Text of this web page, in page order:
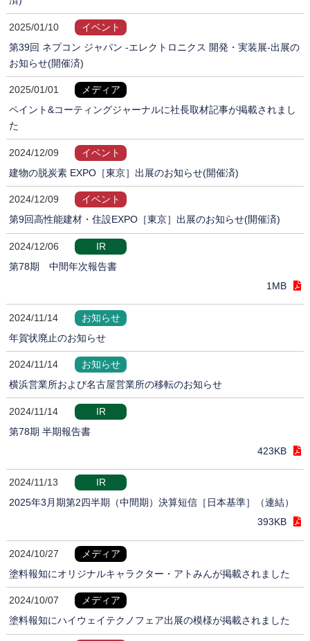
2025/01/10
イベント
第39回 ネプコン ジャパン -エレクトロニクス 開発・実装展-出展の
お知らせ(開催済)
2025/01/01
メディア
ペイント&コーティングジャーナルに社長取材記事が掲載されまし
た
2024/12/09
イベント
建物の脱炭素 EXPO［東京］出展のお知らせ(開催済)
2024/12/09
イベント
第9回高性能建材・住設EXPO［東京］出展のお知らせ(開催済)
2024/12/06
IR
第78期 中間年次報告書
1MB
2024/11/14
お知らせ
年賀状廃止のお知らせ
2024/11/14
お知らせ
横浜営業所および名古屋営業所の移転のお知らせ
2024/11/14
IR
第78期 半期報告書
423KB
2024/11/13
IR
2025年3月期第2四半期（中間期）決算短信［日本基準］（連結）
393KB
2024/10/27
メディア
塗料報知にオリジナルキャラクター・アトみんが掲載されました
2024/10/07
メディア
塗料報知にハイウェイテクノフェア出展の模様が掲載されました